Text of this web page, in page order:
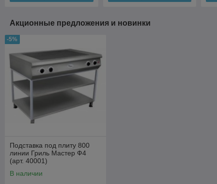
Акционные предложения и новинки
-5%
Подставка под плиту 800
линии Гриль Мастер Ф4
(арт. 40001)
В наличии